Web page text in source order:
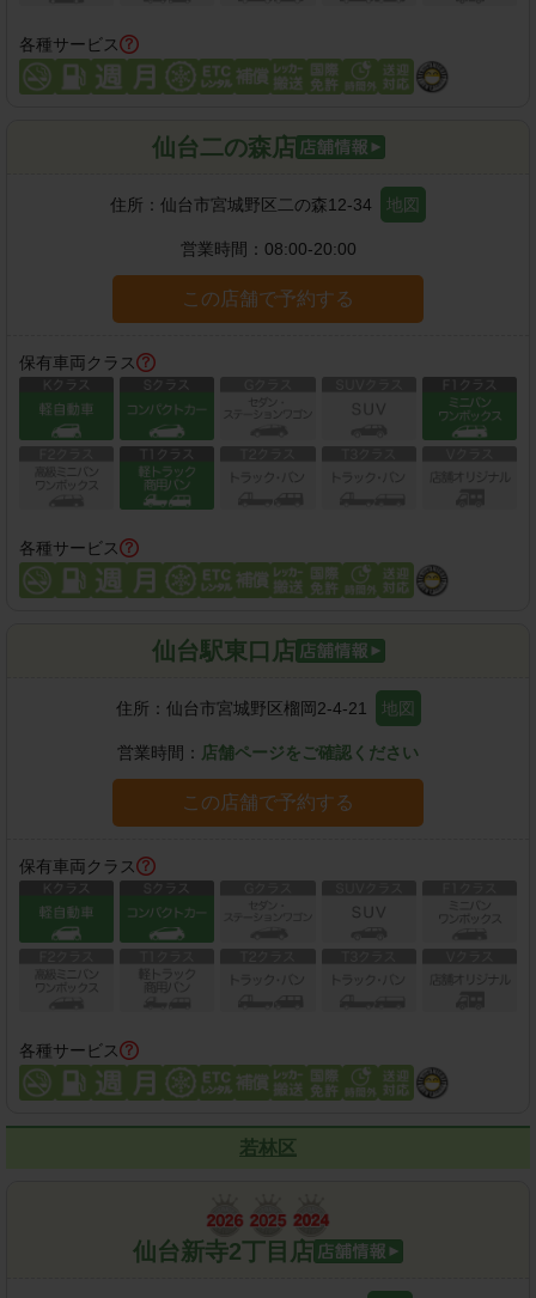
各種サービス
仙台二の森店
住所： 仙台市宮城野区二の森12-34 地図
営業時間： 08:00-20:00
この店舗で予約する
保有車両クラス
各種サービス
仙台駅東口店
住所： 仙台市宮城野区榴岡2-4-21 地図
営業時間： 店舗ページをご確認ください
この店舗で予約する
保有車両クラス
各種サービス
若林区
仙台新寺2丁目店